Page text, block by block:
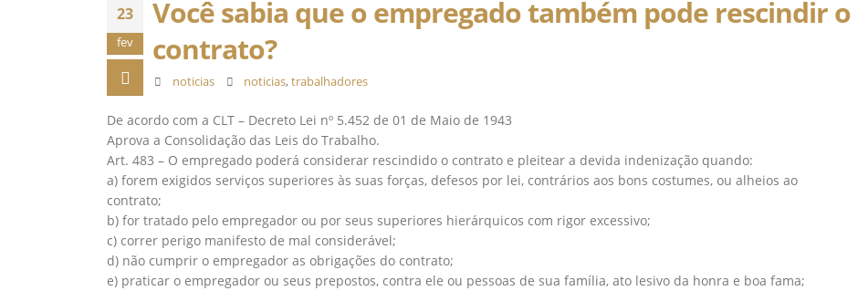
23
fev
Você sabia que o empregado também pode rescindir o
contrato?
noticias noticias,trabalhadores
De acordo com a CLT – Decreto Lei nº 5.452 de 01 de Maio de 1943⠀
Aprova a Consolidação das Leis do Trabalho.⠀
Art. 483 – O empregado poderá considerar rescindido o contrato e pleitear a devida indenização quando:⠀
a) forem exigidos serviços superiores às suas forças, defesos por lei, contrários aos bons costumes, ou alheios ao
contrato;⠀
b) for tratado pelo empregador ou por seus superiores hierárquicos com rigor excessivo;⠀
c) correr perigo manifesto de mal considerável;⠀
d) não cumprir o empregador as obrigações do contrato;⠀
e) praticar o empregador ou seus prepostos, contra ele ou pessoas de sua família, ato lesivo da honra e boa fama;⠀